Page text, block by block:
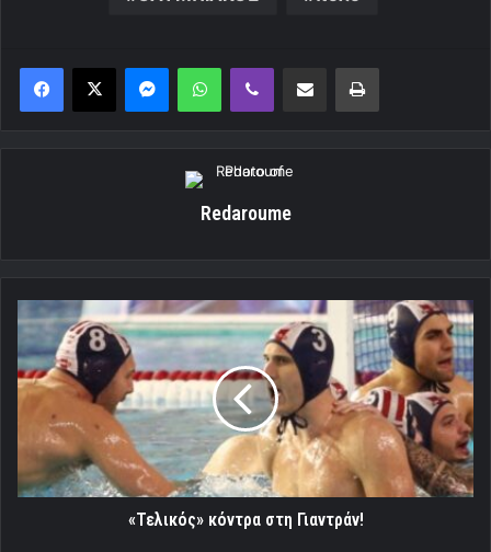
MessengerWhatsAppViber Κοινοποίηση μέσω ηλεκτρονικού ταχυδρομείουΕκτύπωση
Redaroume
«Τελικός»
κόντρα
στη
Γιαντράν!
«Τελικός» κόντρα στη Γιαντράν!